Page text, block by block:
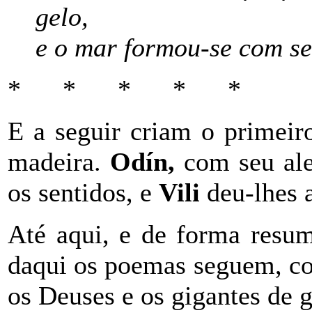
gelo,
e o mar formou-se com
* * * * *
E a seguir criam o
madeira. Odín, com seu
os sentidos, e Vili deu-lhes
Até aqui, e de forma
daqui os poemas seguem,
os Deuses e os gigantes de